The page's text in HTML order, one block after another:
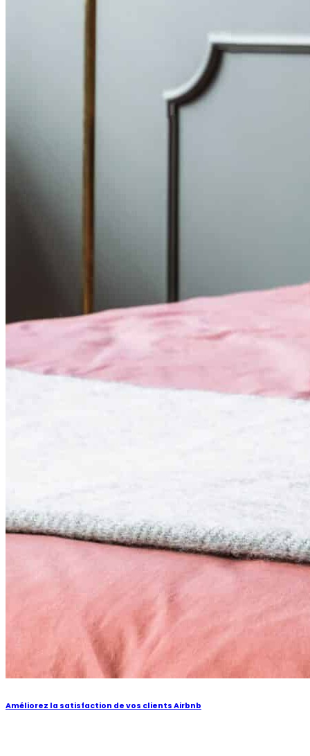
Améliorez la satisfaction de vos clients Airbnb